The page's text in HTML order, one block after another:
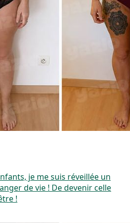
je me suis réveillée un
de vie ! De devenir celle
!